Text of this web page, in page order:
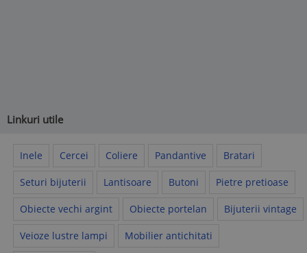
Linkuri utile
Inele Cercei Coliere Pandantive Bratari
Seturi bijuterii Lantisoare Butoni Pietre pretioase
Obiecte vechi argint Obiecte portelan Bijuterii vintage
Veioze lustre lampi Mobilier antichitati